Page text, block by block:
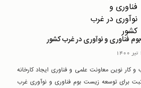
فناوری و نوآوری در غرب کشور
کار نوین معاونت علمی و فناوری ایجاد کارخانه
برای توسعه زیست بوم فناوری و نوآوری غرب